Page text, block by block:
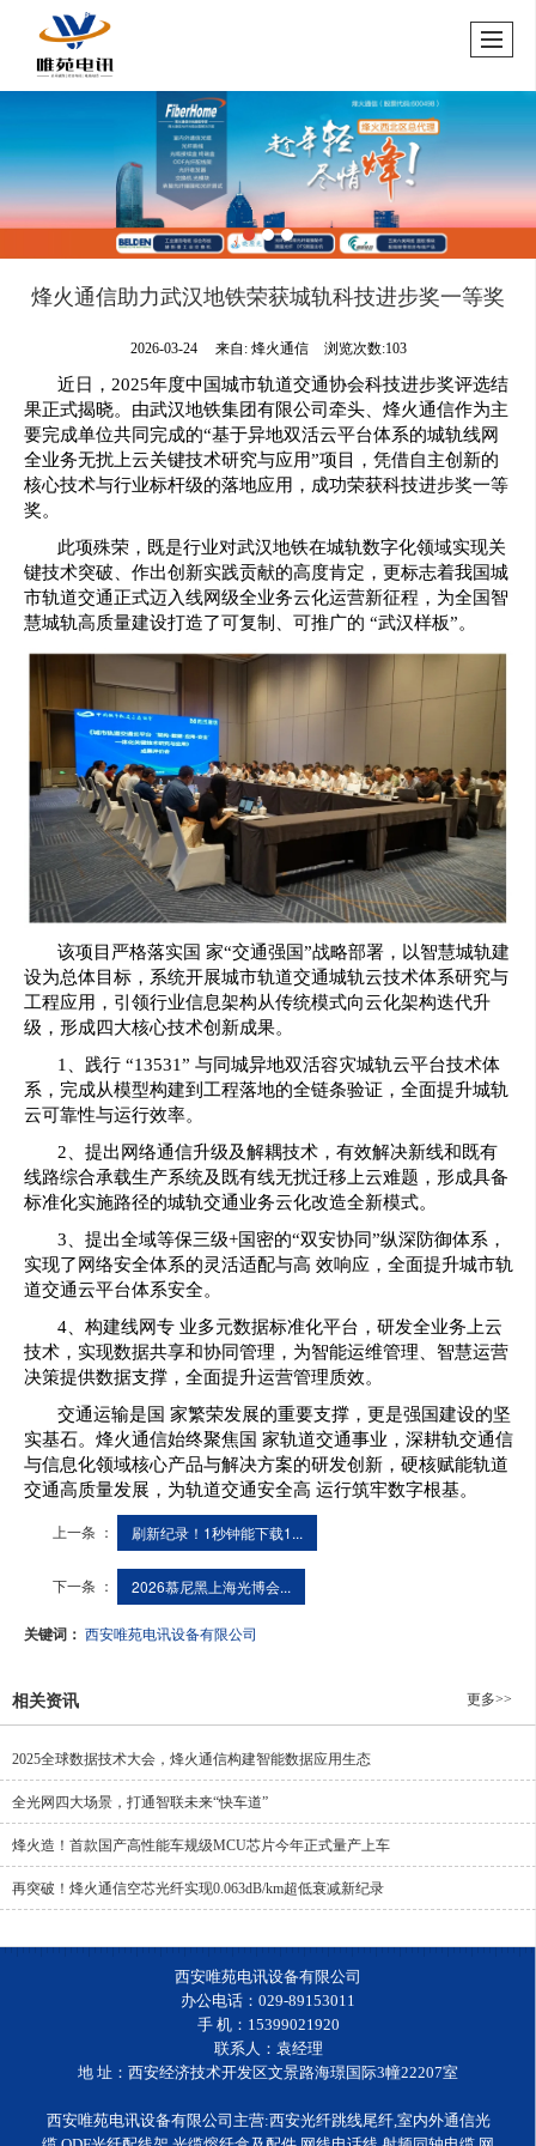
烽火通信助力武汉地铁荣获城轨科技进步奖一等奖
2026-03-24 来自: 烽火通信 浏览次数:103
近日，2025年度中国城市轨道交通协会科技进步奖评选结
果正式揭晓。由武汉地铁集团有限公司牵头、烽火通信作为主
要完成单位共同完成的“基于异地双活云平台体系的城轨线网
全业务无扰上云关键技术研究与应用”项目，凭借自主创新的
核心技术与行业标杆级的落地应用，成功荣获科技进步奖一等
奖。
此项殊荣，既是行业对武汉地铁在城轨数字化领域实现关
键技术突破、作出创新实践贡献的高度肯定，更标志着我国城
市轨道交通正式迈入线网级全业务云化运营新征程，为全国智
慧城轨高质量建设打造了可复制、可推广的 “武汉样板”。
该项目严格落实国 家“交通强国”战略部署，以智慧城轨建
设为总体目标，系统开展城市轨道交通城轨云技术体系研究与
工程应用，引领行业信息架构从传统模式向云化架构迭代升
级，形成四大核心技术创新成果。
1、践行 “13531” 与同城异地双活容灾城轨云平台技术体
系，完成从模型构建到工程落地的全链条验证，全面提升城轨
云可靠性与运行效率。
2、提出网络通信升级及解耦技术，有效解决新线和既有
线路综合承载生产系统及既有线无扰迁移上云难题，形成具备
标准化实施路径的城轨交通业务云化改造全新模式。
3、提出全域等保三级+国密的“双安协同”纵深防御体系，
实现了网络安全体系的灵活适配与高 效响应，全面提升城市轨
道交通云平台体系安全。
4、构建线网专 业多元数据标准化平台，研发全业务上云
技术，实现数据共享和协同管理，为智能运维管理、智慧运营
决策提供数据支撑，全面提升运营管理质效。
交通运输是国 家繁荣发展的重要支撑，更是强国建设的坚
实基石。烽火通信始终聚焦国 家轨道交通事业，深耕轨交通信
与信息化领域核心产品与解决方案的研发创新，硬核赋能轨道
交通高质量发展，为轨道交通安全高 运行筑牢数字根基。
上一条 ： 刷新纪录！1秒钟能下载1...
下一条 ： 2026慕尼黑上海光博会...
关键词： 西安唯苑电讯设备有限公司
相关资讯 更多>>
2025全球数据技术大会，烽火通信构建智能数据应用生态
全光网四大场景，打通智联未来“快车道”
烽火造！首款国产高性能车规级MCU芯片今年正式量产上车
再突破！烽火通信空芯光纤实现0.063dB/km超低衰减新纪录
西安唯苑电讯设备有限公司
办公电话：029-89153011
手 机：15399021920
联系人：袁经理
地 址：西安经济技术开发区文景路海璟国际3幢22207室
西安唯苑电讯设备有限公司主营:西安光纤跳线尾纤,室内外通信光